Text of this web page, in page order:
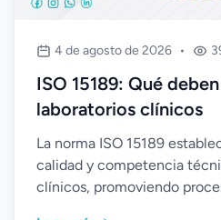
4 de agosto de 2026 •
ISO 15189: Qué
laboratorios clínicos
La norma ISO 15189
calidad y competencia
clínicos, promoviendo